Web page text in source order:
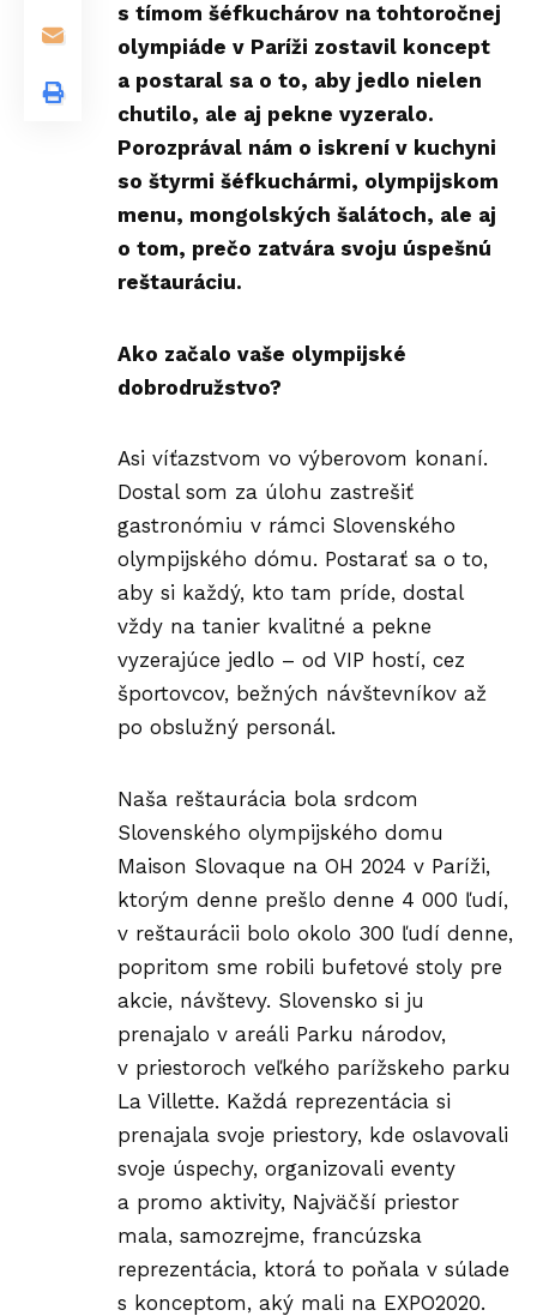
s tímom šéfkuchárov na tohtoročnej
olympiáde v Paríži zostavil koncept
a postaral sa o to, aby jedlo nielen
chutilo, ale aj pekne vyzeralo.
Porozprával nám o iskrení v kuchyni
so štyrmi šéfkuchármi, olympijskom
menu, mongolských šalátoch, ale aj
o tom, prečo zatvára svoju úspešnú
reštauráciu.
Ako začalo vaše olympijské
dobrodružstvo?
Asi víťazstvom vo výberovom konaní.
Dostal som za úlohu zastrešiť
gastronómiu v rámci Slovenského
olympijského dómu. Postarať sa o to,
aby si každý, kto tam príde, dostal
vždy na tanier kvalitné a pekne
vyzerajúce jedlo – od VIP hostí, cez
športovcov, bežných návštevníkov až
po obslužný personál.
Naša reštaurácia bola srdcom
Slovenského olympijského domu
Maison Slovaque na OH 2024 v Paríži,
ktorým denne prešlo denne 4 000 ľudí,
v reštaurácii bolo okolo 300 ľudí denne,
popritom sme robili bufetové stoly pre
akcie, návštevy. Slovensko si ju
prenajalo v areáli Parku národov,
v priestoroch veľkého parížskeho parku
La Villette. Každá reprezentácia si
prenajala svoje priestory, kde oslavovali
svoje úspechy, organizovali eventy
a promo aktivity, Najväčší priestor
mala, samozrejme, francúzska
reprezentácia, ktorá to poňala v súlade
s konceptom, aký mali na EXPO2020.